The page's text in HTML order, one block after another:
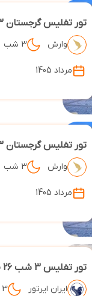
تور تفلیس گرجستان 3 شب و 4 روز 29 مرداد
وارش 3 شب
مرداد 1405
تور تفلیس گرجستان 3 شب و 4 روز 25 مرداد
وارش 3 شب
مرداد 1405
تور تفلیس 3 شب 26 مرداد
ایران ایرتور 3 شب